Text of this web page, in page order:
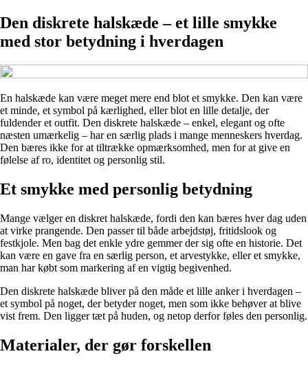
Den diskrete halskæde – et lille smykke
med stor betydning i hverdagen
En halskæde kan være meget mere end blot et smykke. Den kan være
et minde, et symbol på kærlighed, eller blot en lille detalje, der
fuldender et outfit. Den diskrete halskæde – enkel, elegant og ofte
næsten umærkelig – har en særlig plads i mange menneskers hverdag.
Den bæres ikke for at tiltrække opmærksomhed, men for at give en
følelse af ro, identitet og personlig stil.
Et smykke med personlig betydning
Mange vælger en diskret halskæde, fordi den kan bæres hver dag uden
at virke prangende. Den passer til både arbejdstøj, fritidslook og
festkjole. Men bag det enkle ydre gemmer der sig ofte en historie. Det
kan være en gave fra en særlig person, et arvestykke, eller et smykke,
man har købt som markering af en vigtig begivenhed.
Den diskrete halskæde bliver på den måde et lille anker i hverdagen –
et symbol på noget, der betyder noget, men som ikke behøver at blive
vist frem. Den ligger tæt på huden, og netop derfor føles den personlig.
Materialer, der gør forskellen